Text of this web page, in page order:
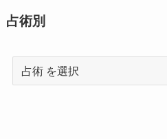
占術別
術